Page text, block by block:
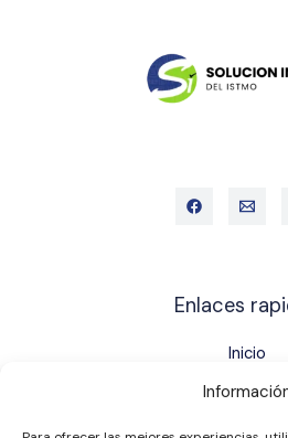
Enlaces
Inicio
Quienes
Ser socio